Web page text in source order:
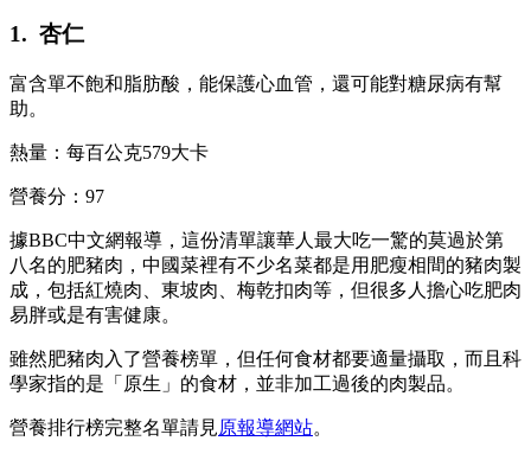
1. 杏仁
富含單不飽和脂肪酸，能保護心血管，還可能對糖尿病有幫
助。
熱量：每百公克579大卡
營養分：97
據BBC中文網報導，這份清單讓華人最大吃一驚的莫過於第
八名的肥豬肉，中國菜裡有不少名菜都是用肥瘦相間的豬肉製
成，包括紅燒肉、東坡肉、梅乾扣肉等，但很多人擔心吃肥肉
易胖或是有害健康。
雖然肥豬肉入了營養榜單，但任何食材都要適量攝取，而且科
學家指的是「原生」的食材，並非加工過後的肉製品。
營養排行榜完整名單請見原報導網站。